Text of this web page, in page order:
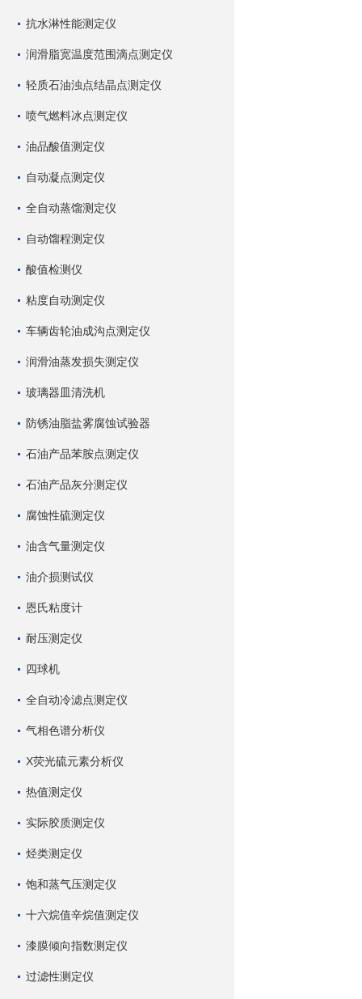
抗水淋性能测定仪
润滑脂宽温度范围滴点测定仪
轻质石油浊点结晶点测定仪
喷气燃料冰点测定仪
油品酸值测定仪
自动凝点测定仪
全自动蒸馏测定仪
自动馏程测定仪
酸值检测仪
粘度自动测定仪
车辆齿轮油成沟点测定仪
润滑油蒸发损失测定仪
玻璃器皿清洗机
防锈油脂盐雾腐蚀试验器
石油产品苯胺点测定仪
石油产品灰分测定仪
腐蚀性硫测定仪
油含气量测定仪
油介损测试仪
恩氏粘度计
耐压测定仪
四球机
全自动冷滤点测定仪
气相色谱分析仪
X荧光硫元素分析仪
热值测定仪
实际胶质测定仪
烃类测定仪
饱和蒸气压测定仪
十六烷值辛烷值测定仪
漆膜倾向指数测定仪
过滤性测定仪